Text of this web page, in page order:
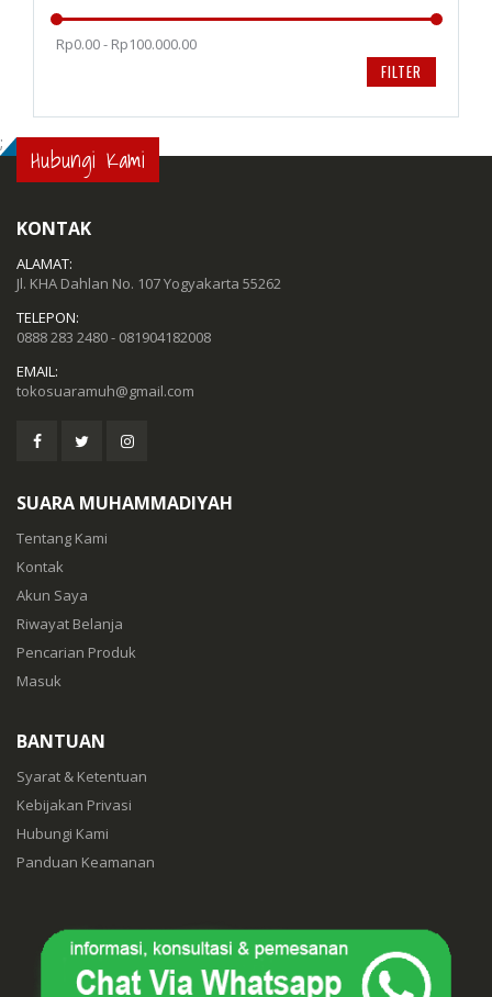
Rp0.00 - Rp100.000.00
FILTER
; Hubungi Kami
KONTAK
ALAMAT:
Jl. KHA Dahlan No. 107 Yogyakarta 55262
TELEPON:
0888 283 2480 - 081904182008
EMAIL:
tokosuaramuh@gmail.com
SUARA MUHAMMADIYAH
Tentang Kami
Kontak
Akun Saya
Riwayat Belanja
Pencarian Produk
Masuk
BANTUAN
Syarat & Ketentuan
Kebijakan Privasi
Hubungi Kami
Panduan Keamanan